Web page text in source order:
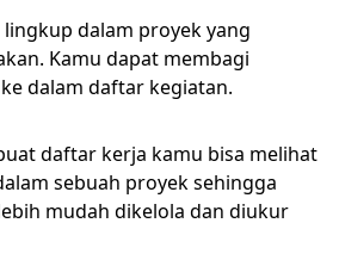
dalam proyek yang
Kamu dapat membagi
dalam daftar kegiatan.
daftar kerja kamu bisa melihat
sebuah proyek sehingga
mudah dikelola dan diukur